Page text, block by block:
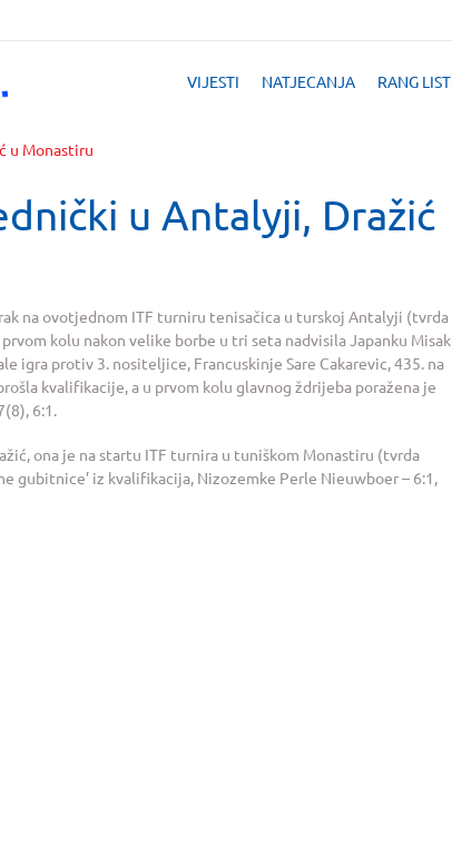
VIJESTI NATJECANJA RANG
u Antalyji, Dražić
na ovotjednom ITF turniru tenisačica u turskoj Antalyji (tvrda
kolu nakon velike borbe u tri seta nadvisila Japanku
igra protiv 3. nositeljice, Francuskinje Sare Cakarevic, 435. na
kvalifikacije, a u prvom kolu glavnog ždrijeba poražena je
6:1.
ona je na startu ITF turnira u tuniškom Monastiru (tvrda
gubitnice’ iz kvalifikacija, Nizozemke Perle Nieuwboer – 6:1,